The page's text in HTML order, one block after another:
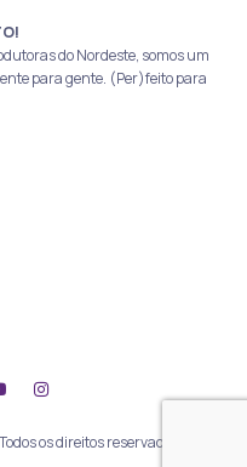
do Nordeste, somos um
para gente. (Per)feito para
os direitos reservados